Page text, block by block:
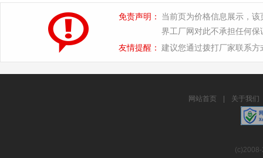
免责声明：
当前页为价格信息展示，
界工厂网对此不承担任何保
友情提醒： 建议您通过拨打厂家联系
网站首页 关于我们